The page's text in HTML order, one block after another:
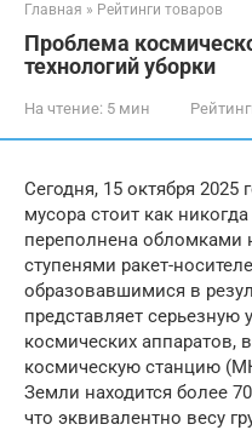
Главная » Рейтинги товаров
Проблема
технологий уборки
На чтение: 5 мин
Сегодня, 15 октября 2025
мусора стоит как
переполнена обломками
ступенями ракет-
образовавшимися в
представляет серьезную
космических
космическую станцию
Земли находится более
что эквивалентно весу